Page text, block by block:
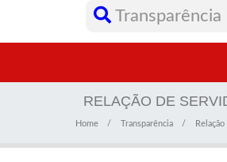
Transparência
RELAÇÃO DE
Home Transparência